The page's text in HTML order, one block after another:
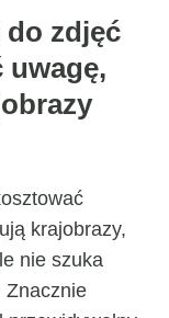
do zdjęć
uwagę,
krajobrazy,
nie szuka
Znacznie